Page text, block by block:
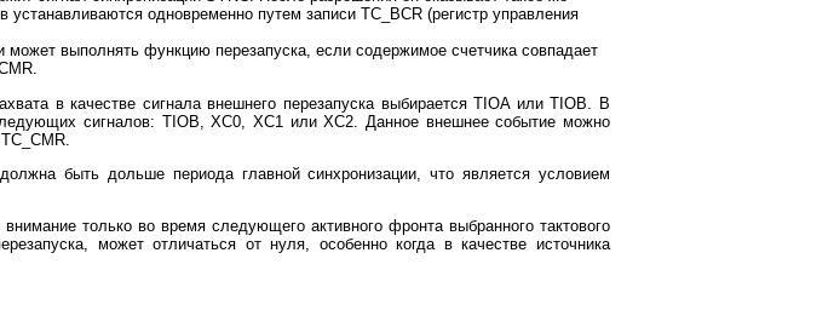
одновременно путем записи TC_BCR (регистр управления
выполнять функцию перезапуска, если содержимое счетчика совпадает
в качестве сигнала внешнего перезапуска выбирается TIOA или TIOB. В
сигналов: TIOB, XC0, XC1 или XC2. Данное внешнее событие можно
быть дольше периода главной синхронизации, что является условием
только во время следующего активного фронта выбранного тактового
может отличаться от нуля, особенно когда в качестве источника